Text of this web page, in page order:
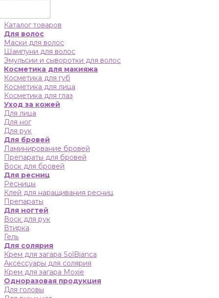
Каталог товаров
Для волос
Маски для волос
Шампуни для волос
Эмульсии и сыворотки для волос
Косметика для макияжа
Косметика для губ
Косметика для лица
Косметика для глаз
Уход за кожей
Для лица
Для ног
Для рук
Для бровей
Ламинирование бровей
Препараты для бровей
Воск для бровей
Для ресниц
Ресницы
Клей для наращивания ресниц
Препараты
Для ногтей
Воск для рук
Втирка
Гель
Для солярия
Крем для загара SolBianca
Аксессуары для солярия
Крем для загара Moxie
Одноразовая продукция
Для головы